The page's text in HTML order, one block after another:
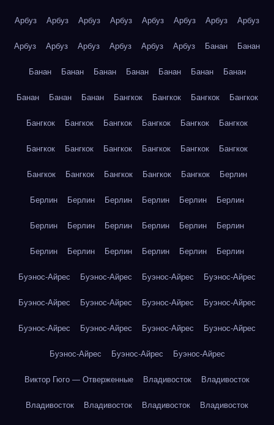
Арбуз Арбуз Арбуз Арбуз Арбуз Арбуз Арбуз Арбуз
Арбуз Арбуз Арбуз Арбуз Арбуз Арбуз Банан Банан
Банан Банан Банан Банан Банан Банан Банан
Банан Банан Банан Бангкок Бангкок Бангкок Бангкок
Бангкок Бангкок Бангкок Бангкок Бангкок Бангкок
Бангкок Бангкок Бангкок Бангкок Бангкок Бангкок
Бангкок Бангкок Бангкок Бангкок Бангкок Берлин
Берлин Берлин Берлин Берлин Берлин Берлин
Берлин Берлин Берлин Берлин Берлин Берлин
Берлин Берлин Берлин Берлин Берлин Берлин
Буэнос-Айрес Буэнос-Айрес Буэнос-Айрес Буэнос-Айрес
Буэнос-Айрес Буэнос-Айрес Буэнос-Айрес Буэнос-Айрес
Буэнос-Айрес Буэнос-Айрес Буэнос-Айрес Буэнос-Айрес
Буэнос-Айрес Буэнос-Айрес Буэнос-Айрес
Виктор Гюго — Отверженные Владивосток Владивосток
Владивосток Владивосток Владивосток Владивосток